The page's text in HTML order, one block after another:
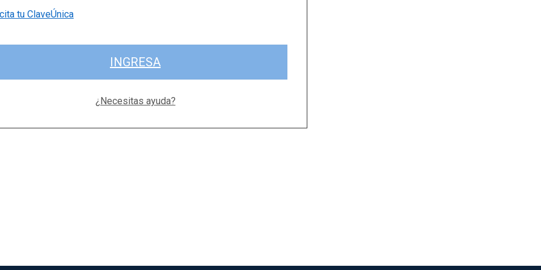
tu ClaveÚnica
INGRESA
¿Necesitas ayuda?